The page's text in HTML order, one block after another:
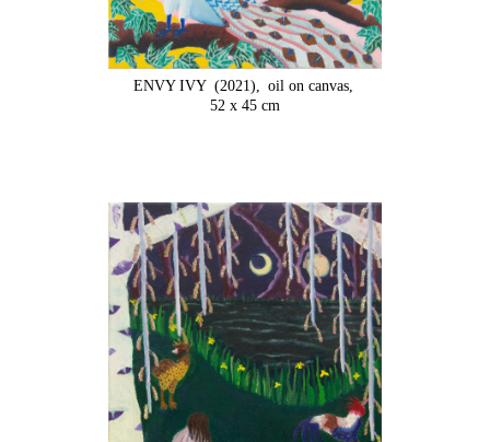
ENVY IVY (2021),
oil on canvas,
52 x 45 cm